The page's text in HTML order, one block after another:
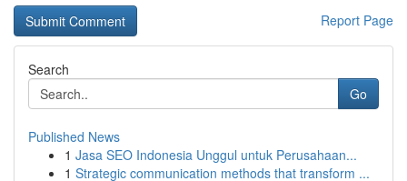
Report Page
Search
Go
Published News
1 Jasa SEO Indonesia Unggul untuk Perusahaan...
1 Strategic communication methods that transform ...